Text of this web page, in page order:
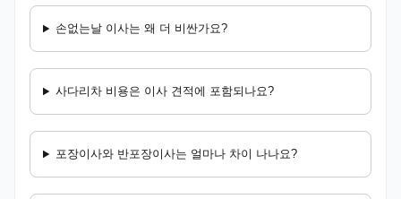
손없는날 이사는 왜 더 비싼가요?
사다리차 비용은 이사 견적에 포함되나요?
포장이사와 반포장이사는 얼마나 차이 나나요?